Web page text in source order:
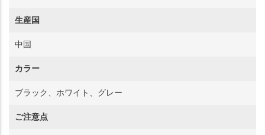
生産国
中国
カラー
ブラック、ホワイト、グレー
ご注意点